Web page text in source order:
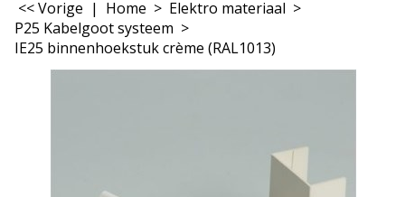
<< Vorige | Home > Elektro materiaal >
P25 Kabelgoot systeem >
IE25 binnenhoekstuk crème (RAL1013)